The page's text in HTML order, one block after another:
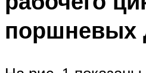
поршневых